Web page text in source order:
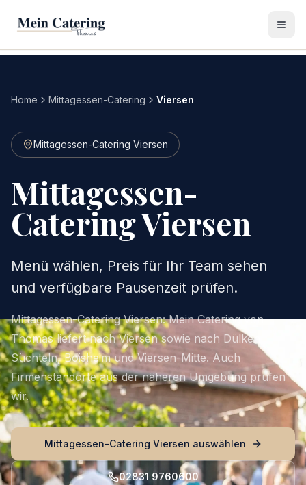
Home Mittagessen-Catering Viersen
Mittagessen-Catering Viersen
Mittagessen-
Catering Viersen
Menü wählen, Preis für Ihr Team sehen
und verfügbare Pausenzeit prüfen.
Mittagessen-Catering Viersen: Mein Catering von
Thomas liefert nach Viersen sowie nach Dülken,
Süchteln, Boisheim und Viersen-Mitte. Auch
Firmenstandorte aus der näheren Umgebung prüfen
wir.
Mittagessen-Catering Viersen auswählen
02831 9760600